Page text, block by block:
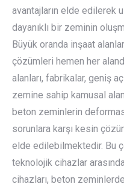
avantajların elde edilerek
dayanıklı bir zeminin
Büyük oranda inşaat
çözümleri hemen her
alanları, fabrikalar, geniş
zemine sahip kamusal
beton zeminlerin
sorunlara karşı kesin
elde edilebilmektedir. Bu
teknolojik cihazlar
cihazları, beton